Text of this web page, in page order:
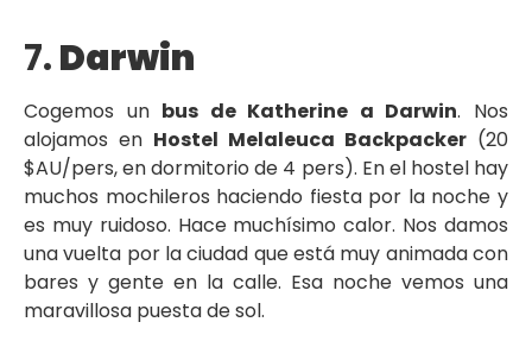
7.Darwin
Cogemos un bus de Katherine a Darwin. Nos
alojamos en Hostel Melaleuca Backpacker (20
$AU/pers, en dormitorio de 4 pers). En el hostel hay
muchos mochileros haciendo fiesta por la noche y
es muy ruidoso. Hace muchísimo calor. Nos damos
una vuelta por la ciudad que está muy animada con
bares y gente en la calle. Esa noche vemos una
maravillosa puesta de sol.